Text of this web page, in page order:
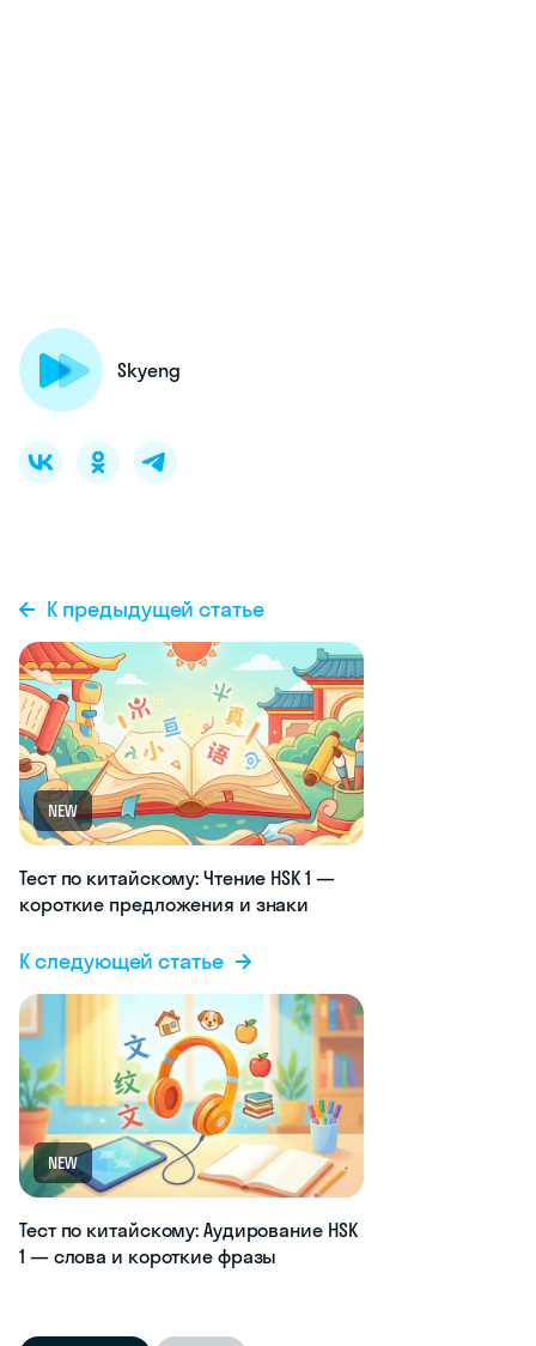
Skyeng
К предыдущей статье
NEW
Тест по китайскому: Чтение HSK 1 —
короткие предложения и знаки
К следующей статье
NEW
Тест по китайскому: Аудирование HSK
1 — слова и короткие фразы